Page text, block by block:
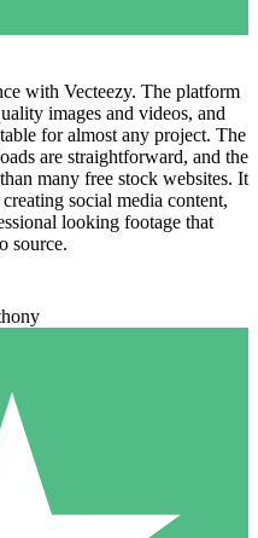
with Vecteezy. The platform
images and videos, and
for almost any project. The
are straightforward, and the
many free stock websites. It
social media content,
looking footage that
source.